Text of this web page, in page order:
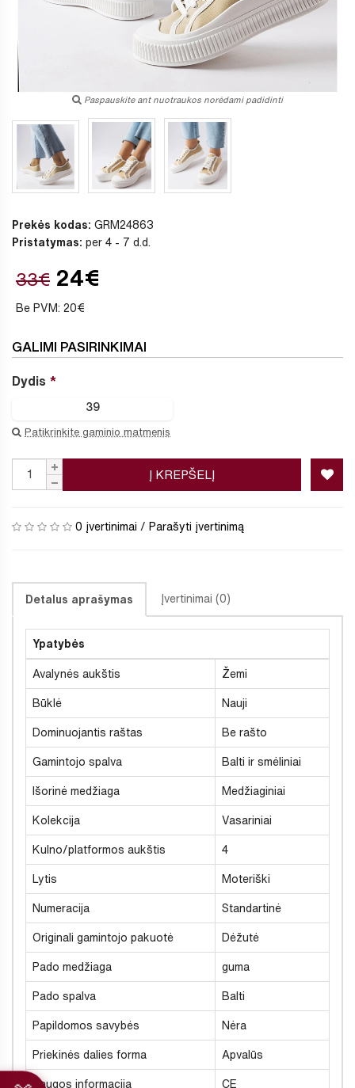
Paspauskite ant nuotraukos norėdami padidinti
Prekės kodas: GRM24863
Pristatymas: per 4 - 7 d.d.
33€ 24€
Be PVM: 20€
GALIMI PASIRINKIMAI
Dydis
39
Patikrinkite gaminio matmenis
Į KREPŠELĮ
0 įvertinimai / Parašyti įvertinimą
Detalus aprašymas Įvertinimai (0)
Ypatybės
Avalynės aukštis Žemi
Būklė Nauji
Dominuojantis raštas Be rašto
Gamintojo spalva Balti ir smėliniai
Išorinė medžiaga Medžiaginiai
Kolekcija Vasariniai
Kulno/platformos aukštis 4
Lytis Moteriški
Numeracija Standartinė
Originali gamintojo pakuotė Dėžutė
Pado medžiaga guma
Pado spalva Balti
Papildomos savybės Nėra
Priekinės dalies forma Apvalūs
Saugos informacija CE